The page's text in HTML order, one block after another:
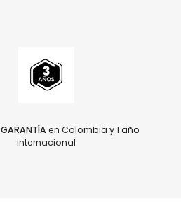
GARANTÍA en Colombia y 1 año
internacional